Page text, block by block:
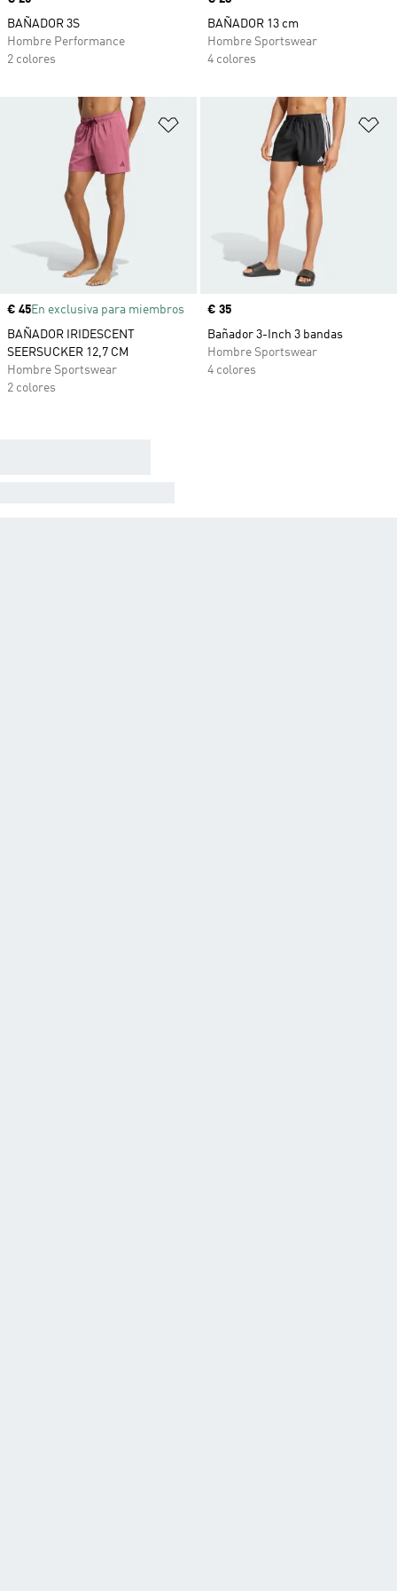
BAÑADOR 3S
Hombre Performance
2 colores
BAÑADOR 13 cm
Hombre Sportswear
4 colores
Añadir a la lista de deseos
Precio
€ 45En exclusiva para miembros
BAÑADOR IRIDESCENT
SEERSUCKER 12,7 CM
Hombre Sportswear
2 colores
Precio
€ 35
Bañador 3-Inch 3 bandas
Hombre Sportswear
4 colores